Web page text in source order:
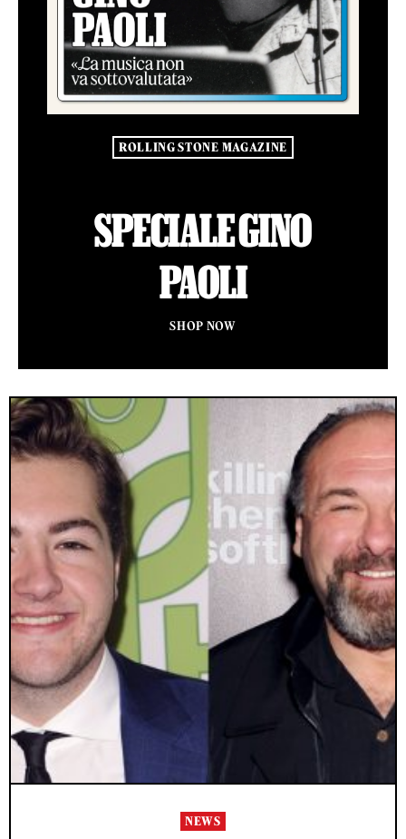
ROLLING STONE MAGAZINE
SPECIALE GINO
PAOLI
SHOP NOW
NEWS